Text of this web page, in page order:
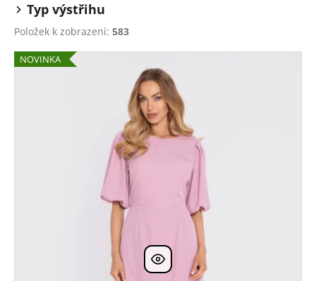
Typ výstřihu
Položek k zobrazení: 583
V
NOVINKA